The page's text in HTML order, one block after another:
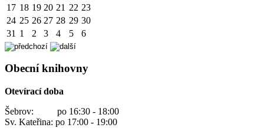
17 18 19 20 21 22 23
24 25 26 27 28 29 30
31 1 2 3 4 5 6
Obecní knihovny
Otevírací doba
Šebrov: po 16:30 - 18:00
Sv. Kateřina: po 17:00 - 19:00